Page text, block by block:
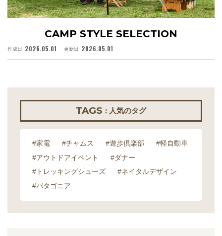
CAMP STYLE SELECTION
作成日 2026.05.01 更新日 2026.05.01
TAGS : 人気のタグ
#家電 #チャムス #遊歩倶楽部
#軽自動車
#アウトドアイベント
#ダナー
#トレッキングシューズ
#ネイタルデザイン
#パタゴニア